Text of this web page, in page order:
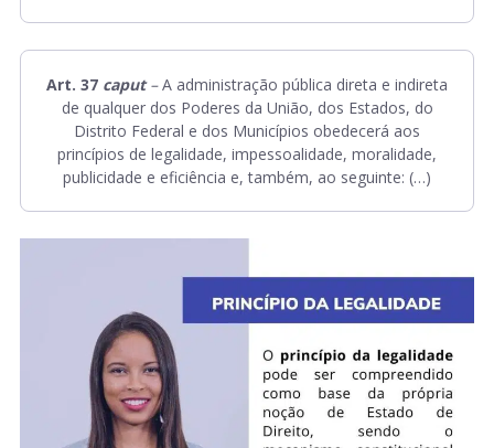
Art. 37 caput–A administração pública direta e indireta
de qualquer dos Poderes da União, dos Estados, do
Distrito Federal e dos Municípios obedecerá aos
princípios de legalidade, impessoalidade, moralidade,
publicidade e eficiência e, também, ao seguinte: (…)